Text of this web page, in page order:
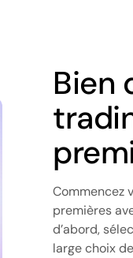
Bien
Commencez
premières
d’abord,
large choix